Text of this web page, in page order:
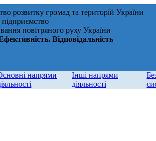
розвитку громад та територій України
повітряного руху України
Відповідальність
напрями
Інші напрями
діяльності